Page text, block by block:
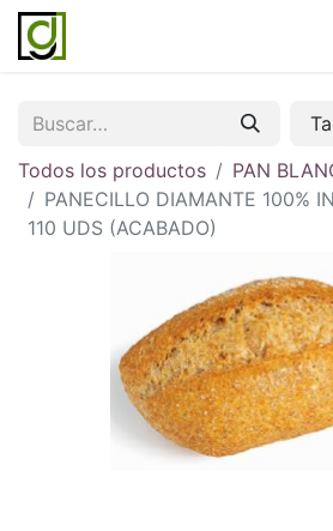
Todos los productos
PAN
PANECILLO DIAMANTE 100%
110 UDS (ACABADO)